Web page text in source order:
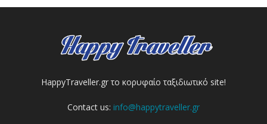
HappyTraveller.gr το κορυφαίο ταξιδιωτικό site!
Contact us: info@happytraveller.gr